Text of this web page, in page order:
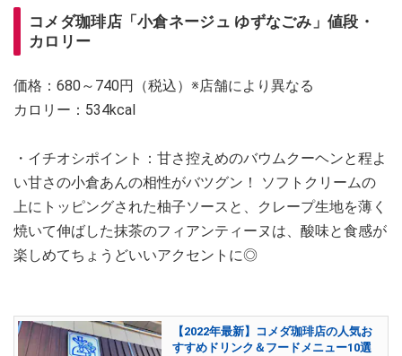
コメダ珈琲店「小倉ネージュ ゆずなごみ」値段・
カロリー
価格：680～740円（税込）※店舗により異なる
カロリー：534kcal
・イチオシポイント：甘さ控えめのバウムクーヘンと程よ
い甘さの小倉あんの相性がバツグン！ ソフトクリームの
上にトッピングされた柚子ソースと、クレープ生地を薄く
焼いて伸ばした抹茶のフィアンティーヌは、酸味と食感が
楽しめてちょうどいいアクセントに◎
【2022年最新】コメダ珈琲店の人気お
すすめドリンク＆フードメニュー10選